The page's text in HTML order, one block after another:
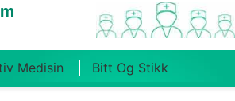
Medisin Bitt Og Stikk